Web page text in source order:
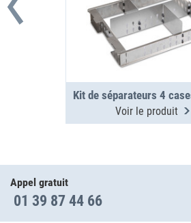
Voir le produit
Appel gratuit
01 39 87 44 66